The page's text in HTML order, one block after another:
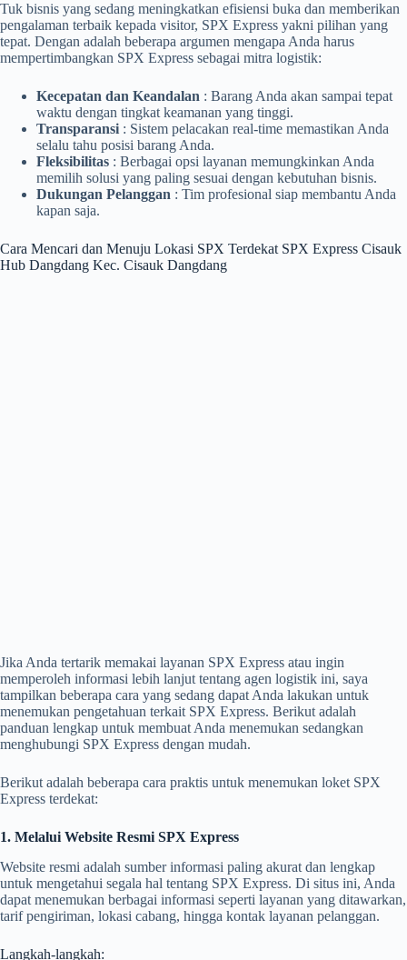
Tuk bisnis yang sedang meningkatkan efisiensi buka dan memberikan
pengalaman terbaik kepada visitor, SPX Express yakni pilihan yang
tepat. Dengan adalah beberapa argumen mengapa Anda harus
mempertimbangkan SPX Express sebagai mitra logistik:
Kecepatan dan Keandalan : Barang Anda akan sampai tepat
waktu dengan tingkat keamanan yang tinggi.
Transparansi : Sistem pelacakan real-time memastikan Anda
selalu tahu posisi barang Anda.
Fleksibilitas : Berbagai opsi layanan memungkinkan Anda
memilih solusi yang paling sesuai dengan kebutuhan bisnis.
Dukungan Pelanggan : Tim profesional siap membantu Anda
kapan saja.
Cara Mencari dan Menuju Lokasi SPX Terdekat SPX Express Cisauk
Hub Dangdang Kec. Cisauk Dangdang
Jika Anda tertarik memakai layanan SPX Express atau ingin
memperoleh informasi lebih lanjut tentang agen logistik ini, saya
tampilkan beberapa cara yang sedang dapat Anda lakukan untuk
menemukan pengetahuan terkait SPX Express. Berikut adalah
panduan lengkap untuk membuat Anda menemukan sedangkan
menghubungi SPX Express dengan mudah.
Berikut adalah beberapa cara praktis untuk menemukan loket SPX
Express terdekat:
1. Melalui Website Resmi SPX Express
Website resmi adalah sumber informasi paling akurat dan lengkap
untuk mengetahui segala hal tentang SPX Express. Di situs ini, Anda
dapat menemukan berbagai informasi seperti layanan yang ditawarkan,
tarif pengiriman, lokasi cabang, hingga kontak layanan pelanggan.
Langkah-langkah: